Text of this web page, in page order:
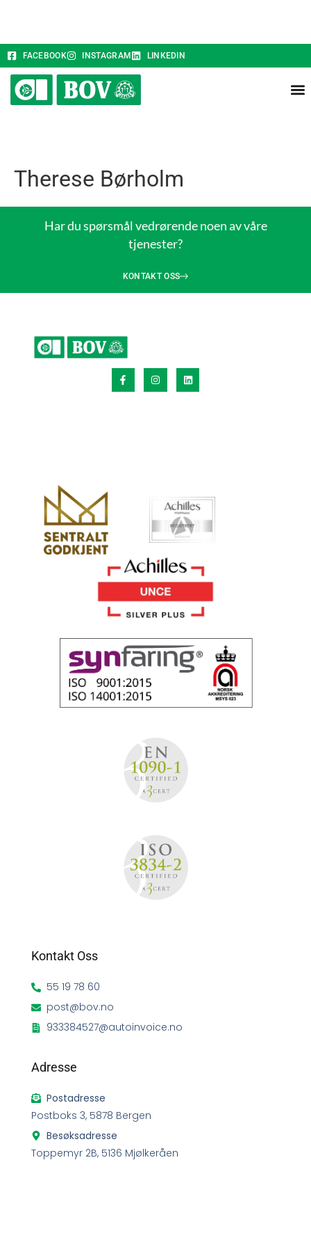
FACEBOOK INSTAGRAM LINKEDIN
Therese Børholm
Har du spørsmål vedrørende noen av våre
tjenester?
KONTAKT OSS
Kontakt Oss
55 19 78 60
post@bov.no
933384527@autoinvoice.no
Adresse
Postadresse
Postboks 3, 5878 Bergen
Besøksadresse
Toppemyr 2B, 5136 Mjølkeråen